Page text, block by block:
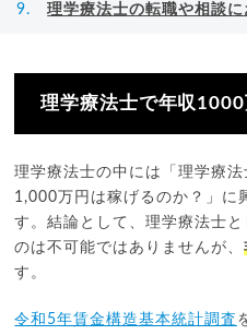
理学療法士の転職や相談
理学療法士で年収
理学療法士の中には「理学療
1,000万円は稼げるのか？」に
す。結論として、理学療法士
のは不可能ではありませんが、
す。
令和5年賃金構造基本統計調査